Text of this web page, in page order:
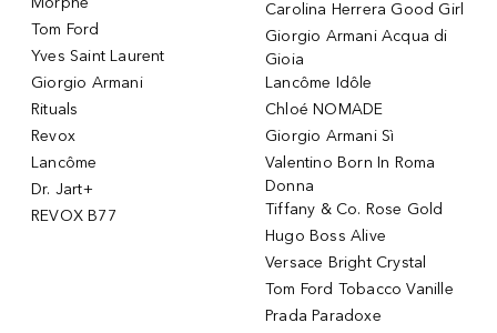
Tom Ford
Yves Saint Laurent
Giorgio Armani
Rituals
Revox
Lancôme
Dr. Jart+
REVOX B77
Carolina Herrera Good Girl
Giorgio Armani Acqua di
Gioia
Lancôme Idôle
Chloé NOMADE
Giorgio Armani Sì
Valentino Born In Roma
Donna
Tiffany & Co. Rose Gold
Hugo Boss Alive
Versace Bright Crystal
Tom Ford Tobacco Vanille
Prada Paradoxe